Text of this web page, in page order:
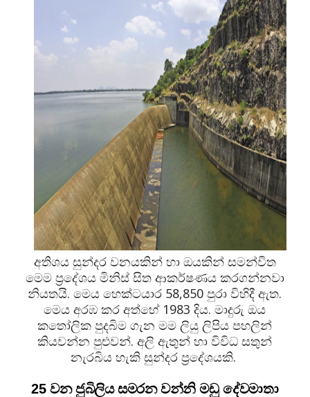
අතිශය සුන්දර වනයකින් හා ඔයකින් සමන්විත
මෙම ප්‍රදේශය මිනිස් සිත ආකර්ෂණය කරගන්නවා
නියතයි. මෙය හෙක්ටයාර 58,850 පුරා විහිදී ඇත.
මෙය අරඹ කර අත්හේ 1983 දිය. මාදුරු ඔය
කතෝලික පුදබිම ගැන මම ලියු ලිපිය පහලින්
කියවන්න පුළුවන්. අලි ඇතුන් හා විවිධ සතුන්
නැරබිය හැකි සුන්දර ප්‍රදේශයකි.
25 වන ජුබිලිය සමරන වන්නි මඩු දේවමාතා